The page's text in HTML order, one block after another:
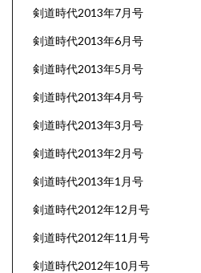
剣道時代2013年7月号
剣道時代2013年6月号
剣道時代2013年5月号
剣道時代2013年4月号
剣道時代2013年3月号
剣道時代2013年2月号
剣道時代2013年1月号
剣道時代2012年12月号
剣道時代2012年11月号
剣道時代2012年10月号